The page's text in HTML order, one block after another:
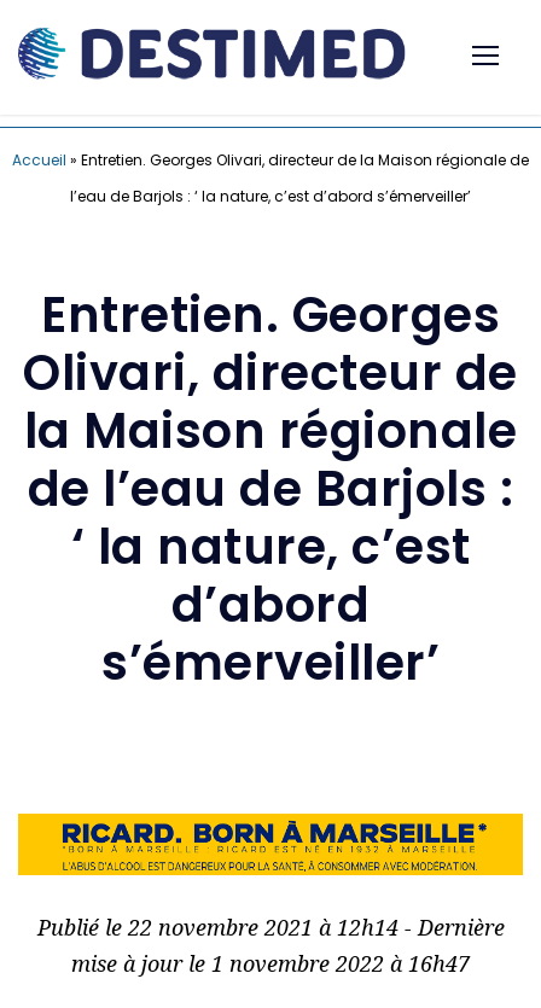
Accueil » Entretien. Georges Olivari, directeur de la Maison régionale de
l’eau de Barjols : ‘ la nature, c’est d’abord s’émerveiller’
Entretien. Georges
Olivari, directeur de
la Maison régionale
de l’eau de Barjols :
‘ la nature, c’est
d’abord
s’émerveiller’
Publié le 22 novembre 2021 à 12h14 - Dernière
mise à jour le 1 novembre 2022 à 16h47